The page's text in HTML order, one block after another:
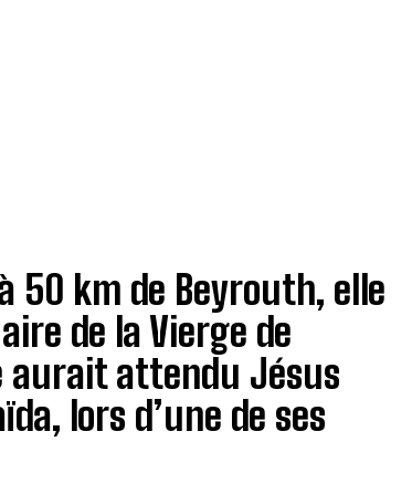
50 km de Beyrouth, elle
de la Vierge de
aurait attendu Jésus
lors d’une de ses